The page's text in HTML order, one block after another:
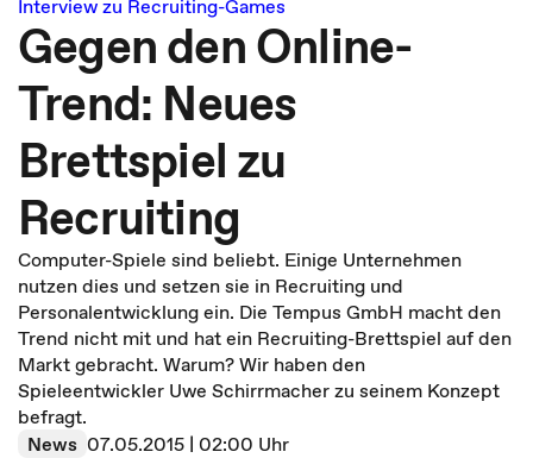
Interview zu Recruiting-Games
Gegen den Online-
Trend: Neues
Brettspiel zu
Recruiting
Computer-Spiele sind beliebt. Einige Unternehmen
nutzen dies und setzen sie in Recruiting und
Personalentwicklung ein. Die Tempus GmbH macht den
Trend nicht mit und hat ein Recruiting-Brettspiel auf den
Markt gebracht. Warum? Wir haben den
Spieleentwickler Uwe Schirrmacher zu seinem Konzept
befragt.
News 07.05.2015 | 02:00 Uhr